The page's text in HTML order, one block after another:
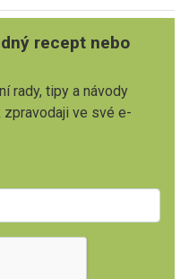
recept nebo
rady, tipy a návody
zpravodaji ve své e-